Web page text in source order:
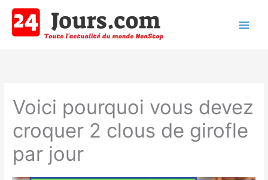
contenu
Voici pourquoi vous devez
croquer 2 clous de girofle
par jour